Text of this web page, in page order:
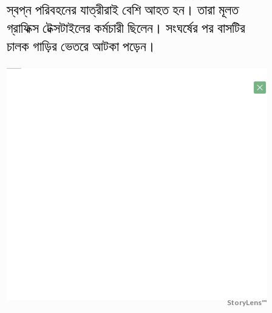
স্বপ্ন পরিবহনের যাত্রীরাই বেশি আহত হন। তারা মূলত
গ্রাফিক্স টেক্সটাইলের কর্মচারী ছিলেন। সংঘর্ষের পর বাসটির
চালক গাড়ির ভেতরে আটকা পড়েন।
StoryLens™